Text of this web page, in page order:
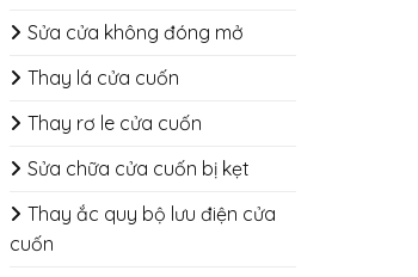
Sửa cửa không đóng mở
Thay lá cửa cuốn
Thay rơ le cửa cuốn
Sửa chữa cửa cuốn bị kẹt
Thay ắc quy bộ lưu điện cửa
cuốn